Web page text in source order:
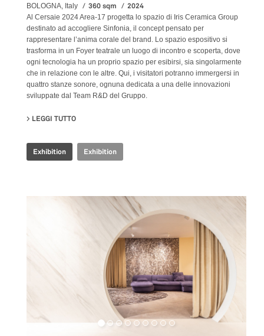
BOLOGNA, Italy 360 sqm 2024
Al Cersaie 2024 Area-17 progetta lo spazio di Iris Ceramica Group
destinato ad accogliere Sinfonia, il concept pensato per
rappresentare l’anima corale del brand. Lo spazio espositivo si
trasforma in un Foyer teatrale un luogo di incontro e scoperta, dove
ogni tecnologia ha un proprio spazio per esibirsi, sia singolarmente
che in relazione con le altre. Qui, i visitatori potranno immergersi in
quattro stanze sonore, ognuna dedicata a una delle innovazioni
sviluppate dal Team R&D del Gruppo.
LEGGI TUTTO
Exhibition Exhibition